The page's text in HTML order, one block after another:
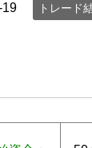
19 トレード